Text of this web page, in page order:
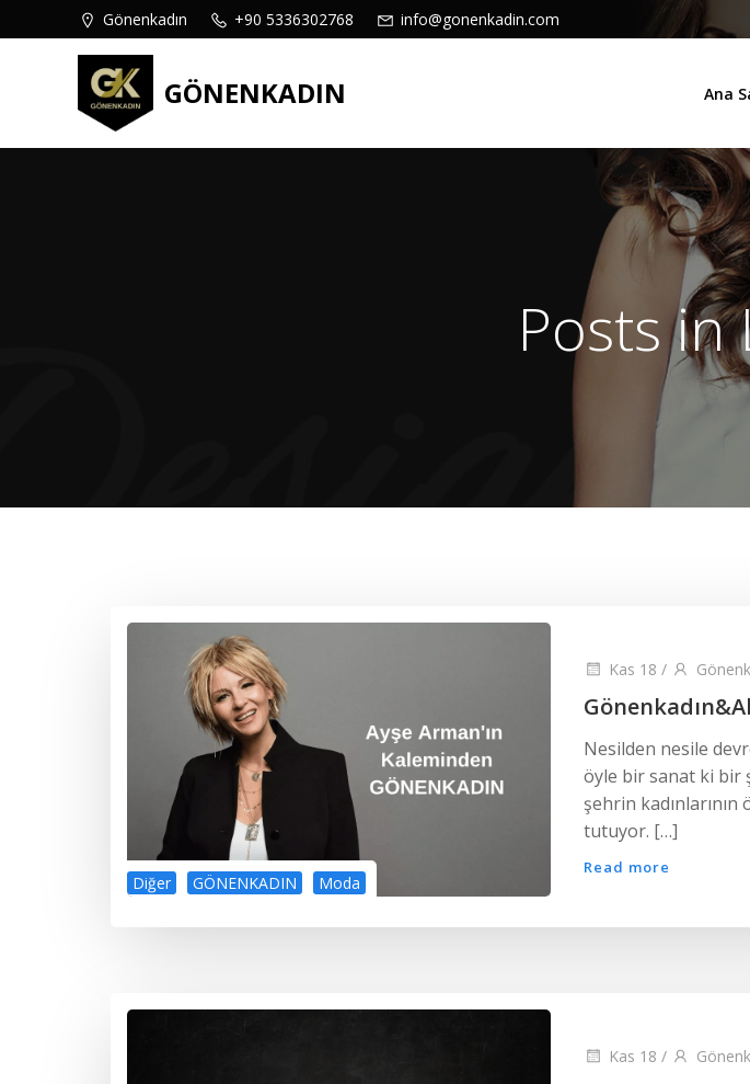
geç
Gönenkadın +90 5336302768 info@gonenkadin.com
GÖNENKADIN Ana
Posts in
Diğer GÖNENKADIN Moda
Kas 18 /
Nesilden nesile
öyle bir sanat ki bir
şehrin
tutuyor. […]
Read more
Kas 18 /